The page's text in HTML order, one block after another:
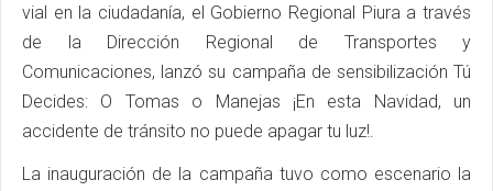
vial en la ciudadanía, el Gobierno Regional Piura a través
de la Dirección Regional de Transportes y
Comunicaciones, lanzó su campaña de sensibilización Tú
Decides: O Tomas o Manejas ¡En esta Navidad, un
accidente de tránsito no puede apagar tu luz!.
La inauguración de la campaña tuvo como escenario la